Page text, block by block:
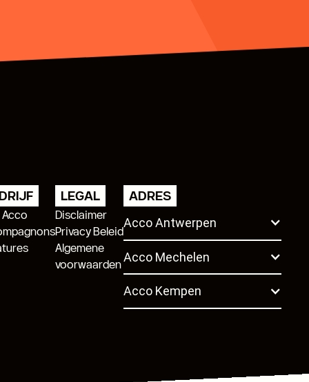
Acco
LEGAL
Disclaimer
Privacy Beleid
Algemene
voorwaarden
ADRES
Acco Antwerpen
Acco Mechelen
Acco Kempen